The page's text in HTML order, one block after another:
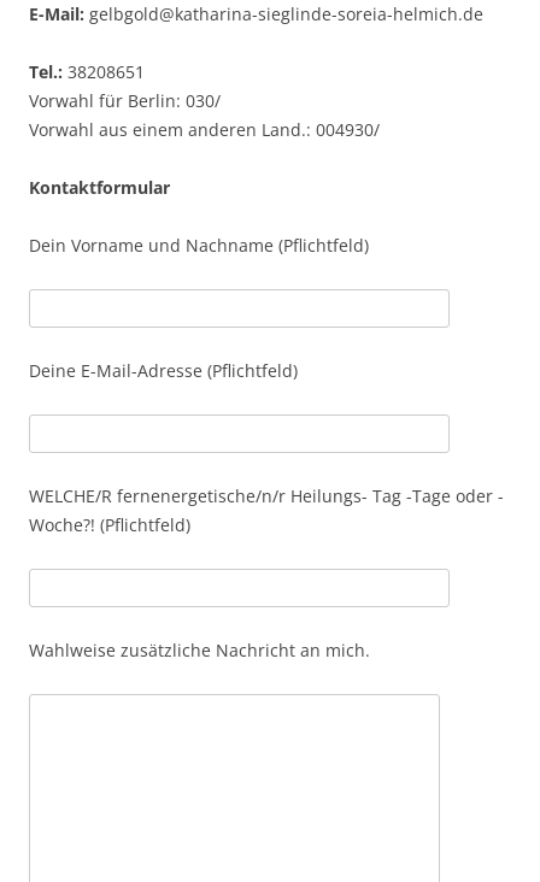
E-Mail: gelbgold@katharina-sieglinde-soreia-helmich.de
Tel.: 38208651
Vorwahl für Berlin: 030/
Vorwahl aus einem anderen Land.: 004930/
Kontaktformular
Dein Vorname und Nachname (Pflichtfeld)
Deine E-Mail-Adresse (Pflichtfeld)
WELCHE/R fernenergetische/n/r Heilungs- Tag -Tage oder -
Woche?! (Pflichtfeld)
Wahlweise zusätzliche Nachricht an mich.